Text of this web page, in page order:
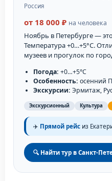
Россия
от 18 000 ₽ на человека
Ноябрь в Петербурге —
Температура +0…+5°C.
музеев и прогулок по
Погода: +0…+5°C
Особенность: осенний
Экскурсии: Эрмитаж,
Экскурсионный Культура
✈️ Прямой рейс из
🔍 Найти тур в Санкт-